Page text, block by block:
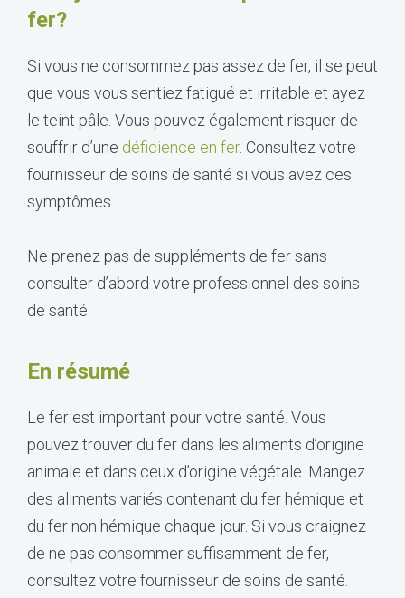
fer?
Si vous ne consommez pas assez de fer, il se peut
que vous vous sentiez fatigué et irritable et ayez
le teint pâle. Vous pouvez également risquer de
souffrir d’une déficience en fer. Consultez votre
fournisseur de soins de santé si vous avez ces
symptômes.
Ne prenez pas de suppléments de fer sans
consulter d’abord votre professionnel des soins
de santé.
En résumé
Le fer est important pour votre santé. Vous
pouvez trouver du fer dans les aliments d’origine
animale et dans ceux d’origine végétale. Mangez
des aliments variés contenant du fer hémique et
du fer non hémique chaque jour. Si vous craignez
de ne pas consommer suffisamment de fer,
consultez votre fournisseur de soins de santé.